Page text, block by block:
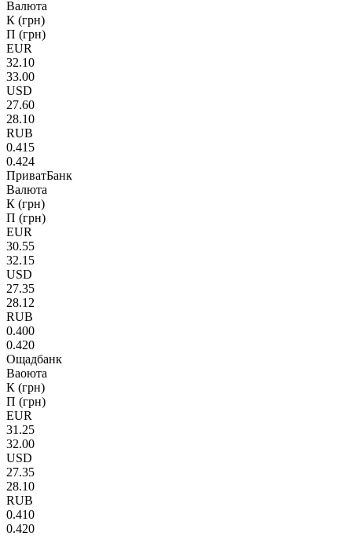
Валюта
К (грн)
П (грн)
EUR
32.10
33.00
USD
27.60
28.10
RUB
0.415
0.424
ПриватБанк
Валюта
К (грн)
П (грн)
EUR
30.55
32.15
USD
27.35
28.12
RUB
0.400
0.420
Ощадбанк
Ваоюта
К (грн)
П (грн)
EUR
31.25
32.00
USD
27.35
28.10
RUB
0.410
0.420